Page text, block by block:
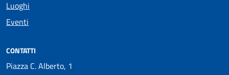
Luoghi
Eventi
CONTATTI
Piazza C. Alberto, 1